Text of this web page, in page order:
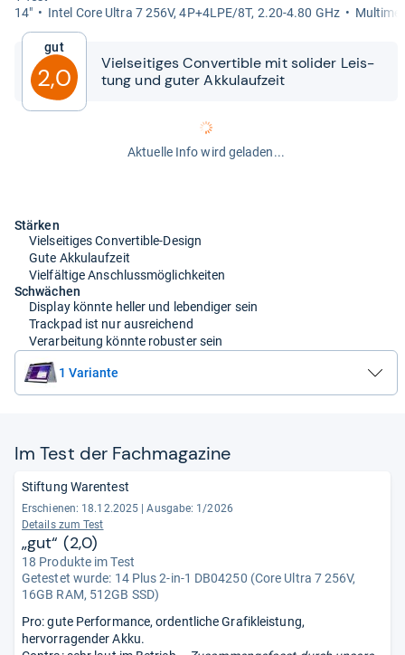
14"
Intel Core Ultra 7 256V, 4P+4LPE/8T, 2.20-​4.80 GHz
Gut
2,0
Viel­sei­ti­ges Con­ver­ti­ble mit soli­der Leis­
tung und guter Akku­lauf­zeit
Aktuelle Info wird geladen...
Stärken
Vielseitiges Convertible-Design
Gute Akkulaufzeit
Vielfältige Anschlussmöglichkeiten
Schwächen
Display könnte heller und lebendiger sein
Trackpad ist nur ausreichend
Verarbeitung könnte robuster sein
1 Variante
Im Test der Fach­ma­ga­zine
Stiftung Warentest
Erschienen: 18.12.2025
Ausgabe: 1/2026
Details zum Test
„gut“ (2,0)
18 Produkte im Test
Getestet wurde: 14 Plus 2-in-1 DB04250 (Core Ultra 7 256V,
16GB RAM, 512GB SSD)
Pro: gute Performance, ordentliche Grafikleistung,
hervorragender Akku.